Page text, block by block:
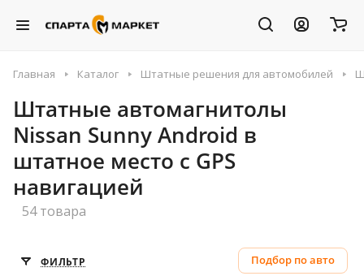
Главная Каталог Штатные решения для автомобилей
Штатные автомагнитолы
Nissan Sunny Android в
штатное место с GPS
навигацией
54 товара
ФИЛЬТР Подбор по авто